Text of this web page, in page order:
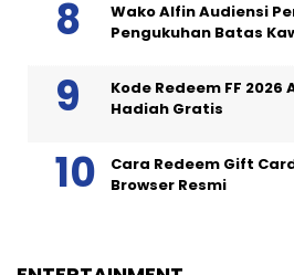
Wako Alfin Audiensi
Pengukuhan Batas
Kode Redeem FF
Hadiah Gratis
Cara Redeem Gift
Browser Resmi